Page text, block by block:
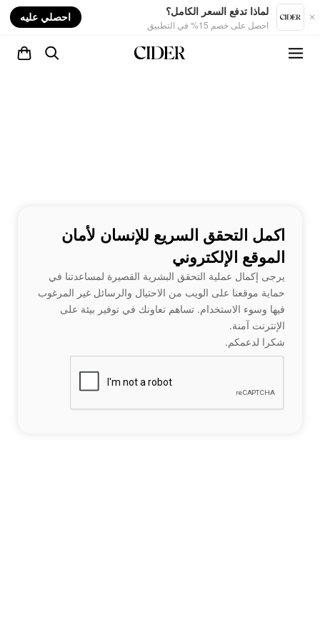
لماذا تدفع السعر الكامل؟
احصل على خصم 15% في التطبيق
احصلي عليه
اكمل التحقق السريع للإنسان لأمان
الموقع الإلكتروني
يرجى إكمال عملية التحقق البشرية القصيرة لمساعدتنا في
حماية موقعنا على الويب من الاحتيال والرسائل غير المرغوب
فيها وسوء الاستخدام. تساهم تعاونك في توفير بيئة على
الإنترنت آمنة.
شكرا لدعمكم.